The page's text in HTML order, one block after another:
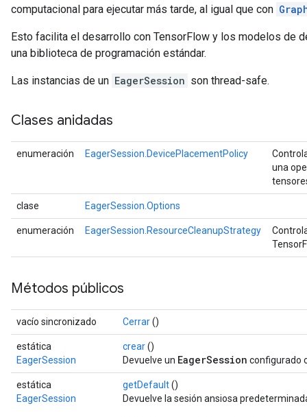
computacional para ejecutar más tarde, al igual que con
Esto facilita el desarrollo con TensorFlow y los modelos de
una biblioteca de programación estándar.
Las instancias de un EagerSession son thread-safe.
Clases anidadas
enumeración EagerSession.DevicePlacementPolicy
una
clase EagerSession.Options
enumeración EagerSession.ResourceCleanupStrategy
Métodos públicos
vacío sincronizado Cerrar()
estática
EagerSession
crear()
Devuelve un EagerSession configurado
estática
EagerSession
getDefault()
Devuelve la sesión ansiosa